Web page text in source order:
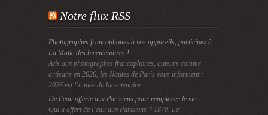
Notre flux RSS
Photographes francophones à vos appareils, participez à
La Malle des bicentenaires !
Avis aux photographes francophones, auteurs comme
artisans en 2026, les Nautes de Paris vous informent :
2026 est l’année du bicentenaire
De l’eau offerte aux Parisiens pour remplacer le vin
Qui a offert de l’eau aux Parisiens ? 1870, Le